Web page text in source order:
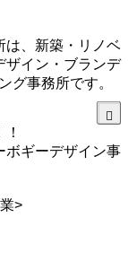
、新築・リノベ
ザイン・ブランデ
グ事務所です。
ギーデザイン事
>